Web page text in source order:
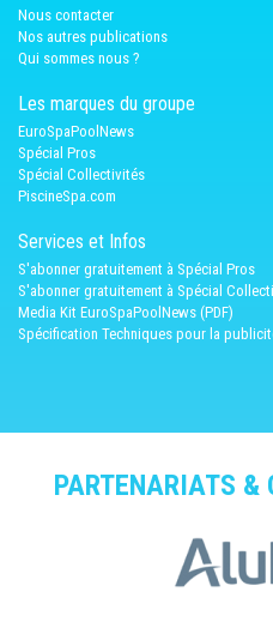
Nous contacter
Nos autres publications
Qui sommes nous ?
Les marques du groupe
EuroSpaPoolNews
Spécial Pros
Spécial Collectivités
PiscineSpa.com
Services et Infos
S'abonner gratuitement à Spécial Pros
S'abonner gratuitement à Spécial
Media Kit EuroSpaPoolNews (PDF)
Spécification Techniques pour la
PARTENARIATS &